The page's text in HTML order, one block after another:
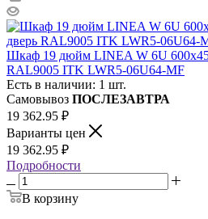
Шкаф 19 дюйм LINEA W 6U
RAL9005 ITK LWR5-06U64-MF
Есть в наличии: 1 шт.
Самовывоз ПОСЛЕЗАВТРА
19 362.95 ₽
Варианты цен
19 362.95 ₽
Подробности
В корзину